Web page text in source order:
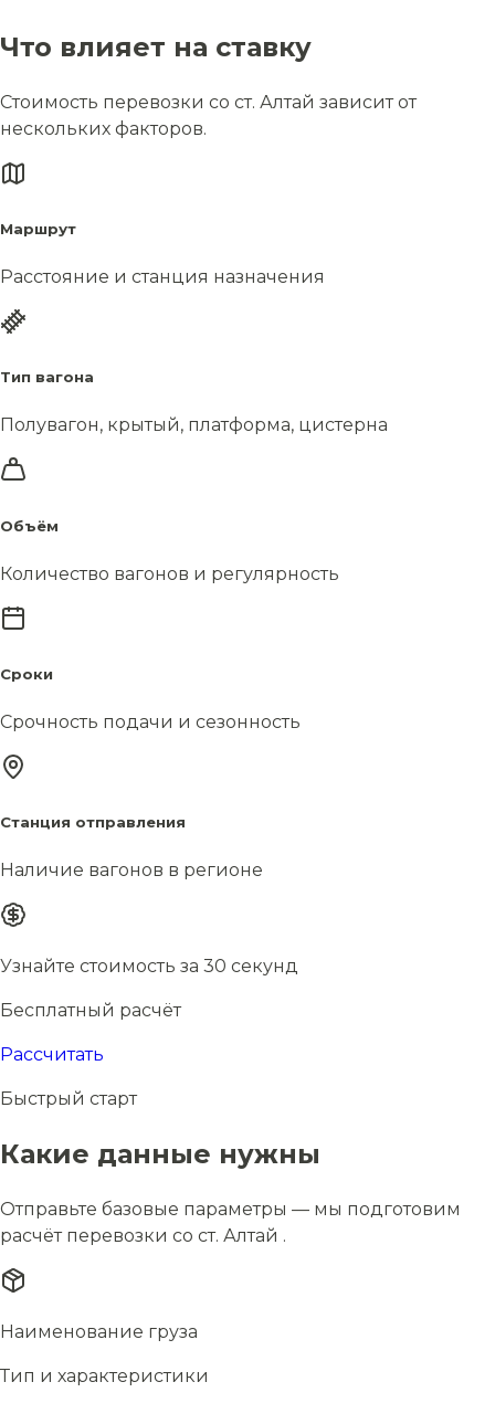
Что влияет на ставку
Стоимость перевозки со ст. Алтай зависит от
нескольких факторов.
Маршрут
Расстояние и станция назначения
Тип вагона
Полувагон, крытый, платформа, цистерна
Объём
Количество вагонов и регулярность
Сроки
Срочность подачи и сезонность
Станция отправления
Наличие вагонов в регионе
Узнайте стоимость за 30 секунд
Бесплатный расчёт
Рассчитать
Быстрый старт
Какие данные нужны
Отправьте базовые параметры — мы подготовим
расчёт перевозки со ст. Алтай .
Наименование груза
Тип и характеристики